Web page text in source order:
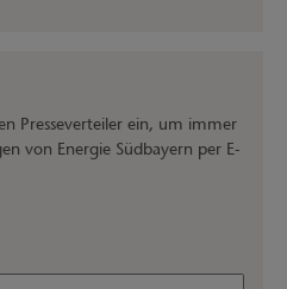
Presseverteiler ein, um immer
von Energie Südbayern per E-